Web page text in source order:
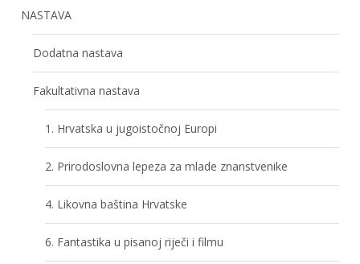
NASTAVA
Dodatna nastava
Fakultativna nastava
1. Hrvatska u jugoistočnoj Europi
2. Prirodoslovna lepeza za mlade znanstvenike
4. Likovna baština Hrvatske
6. Fantastika u pisanoj riječi i filmu